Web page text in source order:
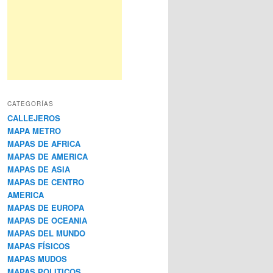
CATEGORÍAS
CALLEJEROS
MAPA METRO
MAPAS DE AFRICA
MAPAS DE AMERICA
MAPAS DE ASIA
MAPAS DE CENTRO
AMERICA
MAPAS DE EUROPA
MAPAS DE OCEANIA
MAPAS DEL MUNDO
MAPAS FÍSICOS
MAPAS MUDOS